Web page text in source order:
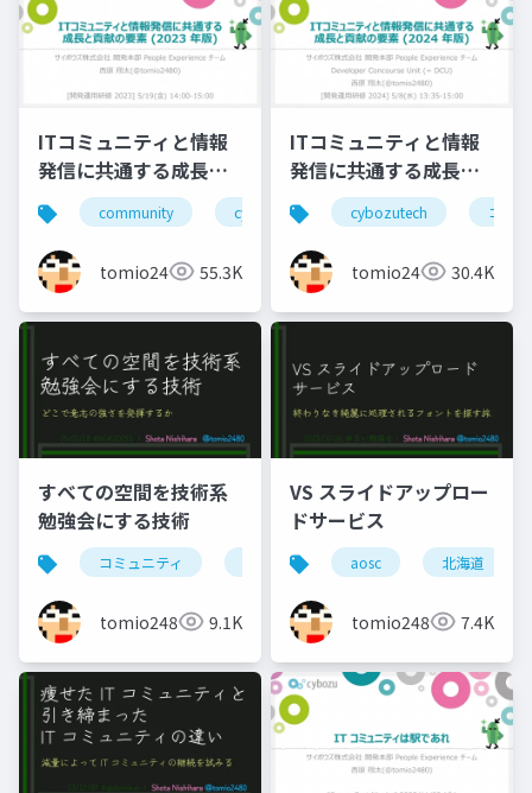
ITコミュニティと情報
発信に共通する成長と
貢献の要素(2023年版)
community cybozutech コミュニティ
tomio2480 55.3K
ITコミュニティと情報
発信に共通する成長と
貢献の要素(2024年版)
cybozutech コミ
tomio2480 30.4K
すべての空間を技術系
勉強会にする技術
コミュニティ 北海道 東京
tomio2480 9.1K
VS スライドアップロー
ドサービス
aosc 北海道
tomio2480 7.4K